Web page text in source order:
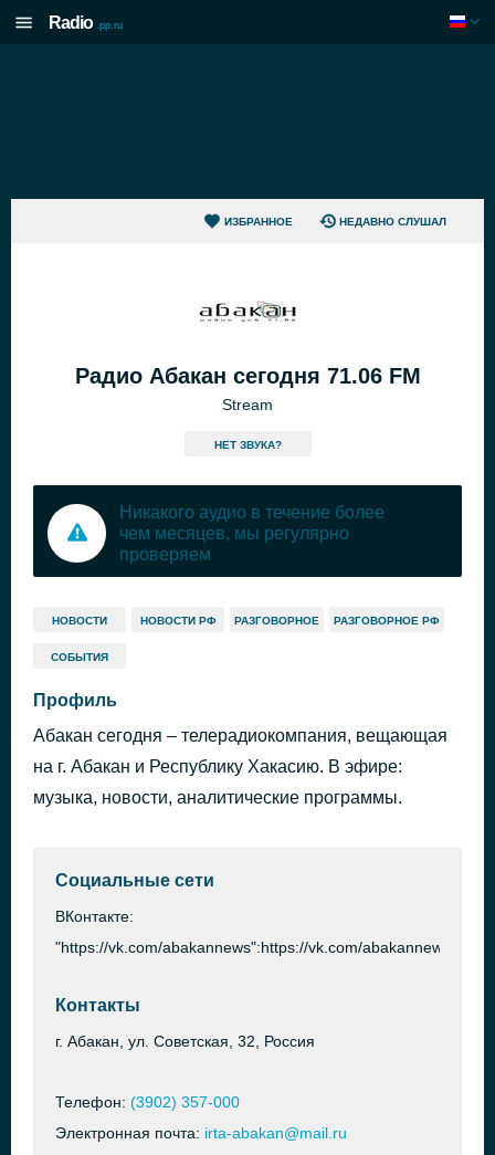
Radio .pp.ru
ИЗБРАННОЕ НЕДАВНО СЛУШАЛ
Радио Абакан сегодня 71.06 FM
Stream
HЕТ ЗВУКА?
Никакого аудио в течение более
чем месяцев, мы регулярно
проверяем
НОВОСТИ НОВОСТИ РФ РАЗГОВОРНОЕ РАЗГОВОРНОЕ РФ
СОБЫТИЯ
Профиль
Абакан сегодня – телерадиокомпания, вещающая
на г. Абакан и Республику Хакасию. В эфире:
музыка, новости, аналитические программы.
Социальные сети
ВКонтакте:
"https://vk.com/abakannews":https://vk.com/abakannews
Контакты
г. Абакан, ул. Советская, 32, Россия
Телефон: (3902) 357-000
Электронная почта: irta-abakan@mail.ru